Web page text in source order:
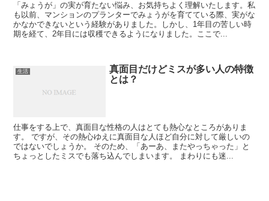
「みょうが」の実が育たない悩み、お気持ちよく理解いたします。私
も以前、マンションのプランターでみょうがを育てている際、実がな
かなかできないという経験がありました。しかし、1年目の苦しい時
期を経て、2年目には収穫できるようになりました。ここで...
生活
真面目だけどミスが多い人の特徴
とは？
仕事をする上で、真面目な性格の人はとても熱心なところがありま
す。 ですが、その熱心ゆえに真面目な人ほど自分に対して厳しいの
ではないでしょうか。 そのため、「あーあ、またやっちゃった」と
ちょっとしたミスでも落ち込んでしまいます。 まわりにも迷...